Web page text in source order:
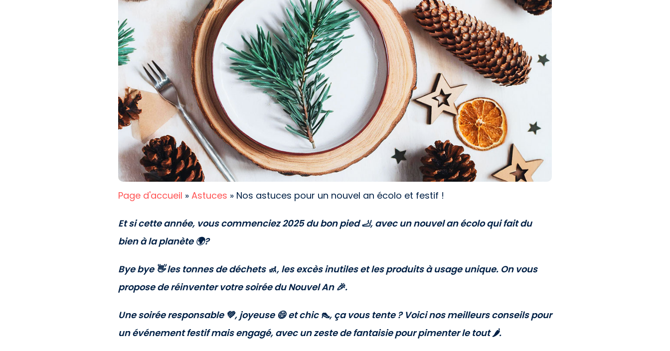
Page d'accueil » Astuces » Nos astuces pour un nouvel an écolo et festif !
Et si cette année, vous commenciez 2025 du bon pied 🦶, avec un nouvel an écolo qui fait du
bien à la planète 🌍?
Bye bye 👋 les tonnes de déchets 🚮, les excès inutiles et les produits à usage unique. On vous
propose de réinventer votre soirée du Nouvel An 🎉.
Une soirée responsable 💚, joyeuse 😄 et chic 👠, ça vous tente ? Voici nos meilleurs conseils pour
un événement festif mais engagé, avec un zeste de fantaisie pour pimenter le tout 🌶️.